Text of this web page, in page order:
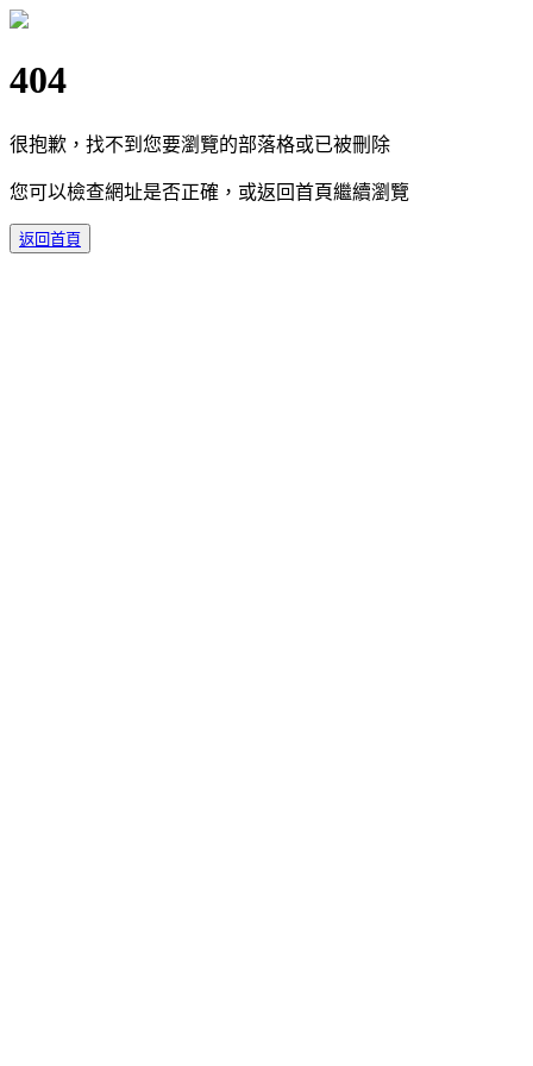
404
很抱歉，找不到您要瀏覽的部落格或已被刪除
您可以檢查網址是否正確，或返回首頁繼續瀏覽
返回首頁